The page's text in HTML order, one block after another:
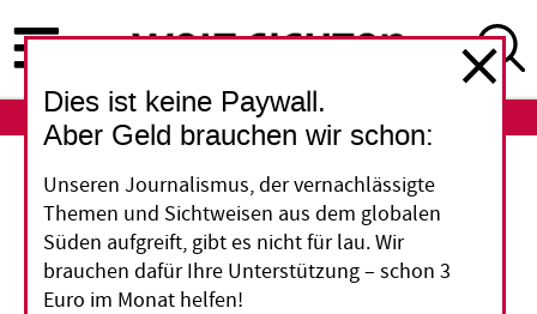
zum
Inhalt
ABO
Armut in neuem Gewand
In Brasilien, Indien und China wächst die
Wirtschaft schnell. Entwicklungs­experten sehen
Dies ist keine Paywall.
Aber Geld brauchen wir schon:
Unseren Journalismus, der vernachlässigte
Themen und Sichtweisen aus dem globalen
Süden aufgreift, gibt es nicht für lau. Wir
brauchen dafür Ihre Unterstützung – schon 3
Euro im Monat helfen!